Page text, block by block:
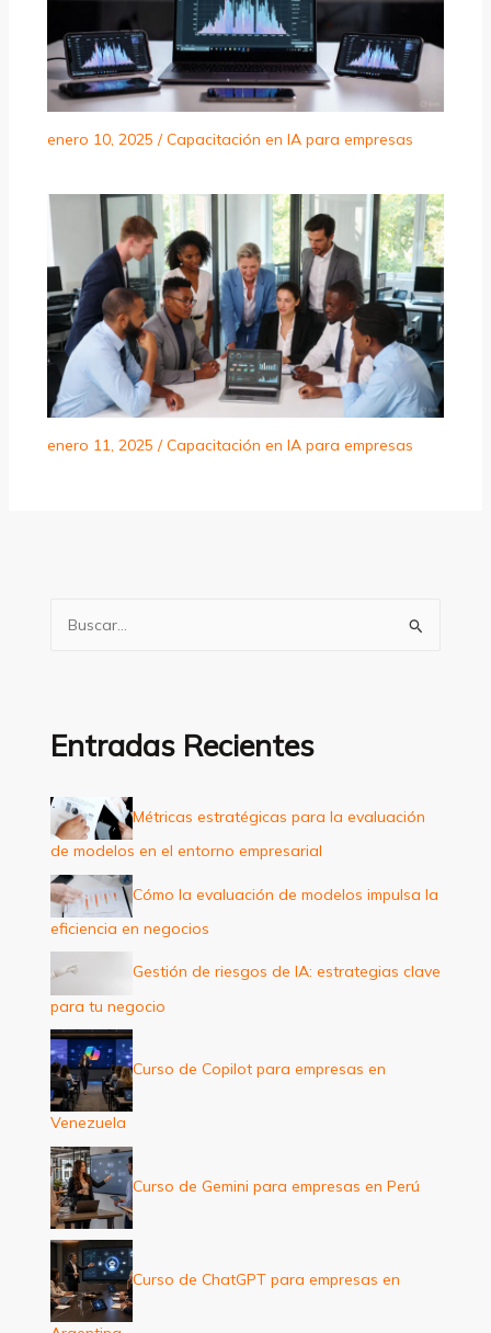
enero 10, 2025 /Capacitación en IA para empresas
enero 11, 2025 /Capacitación en IA para empresas
a
p
o
r
:
Entradas Recientes
Métricas estratégicas para la evaluación
de modelos en el entorno empresarial
Cómo la evaluación de modelos impulsa la
eficiencia en negocios
Gestión de riesgos de IA: estrategias clave
para tu negocio
Curso de Copilot para empresas en
Venezuela
Curso de Gemini para empresas en Perú
Curso de ChatGPT para empresas en